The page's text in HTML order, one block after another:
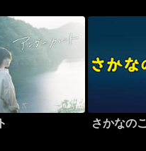
さかなのこ